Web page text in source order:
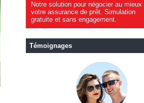
Notre solution pour négocier au mieux
votre assurance de prêt. Simulation
gratuite et sans engagement.
Témoignages